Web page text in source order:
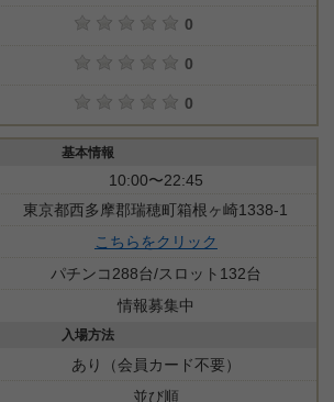
0
0
0
基本情報
10:00〜22:45
東京都西多摩郡瑞穂町箱根ヶ崎1338-1
こちらをクリック
パチンコ288台/スロット132台
情報募集中
入場方法
あり（会員カード不要）
並び順